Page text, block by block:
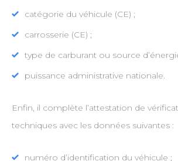
catégorie du véhicule (CE) ;
carrosserie (CE) ;
type de carburant ou source
puissance administrative nationale.
Enfin, il complète l’attestation de
techniques avec les données suivantes :
numéro d’identification du véhicule ;